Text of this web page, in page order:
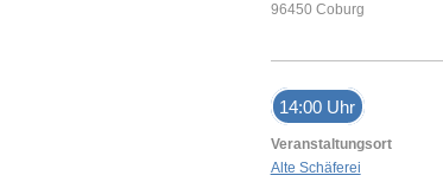
96450 Coburg
14:00 Uhr
Veranstaltungsort
Alte Schäferei